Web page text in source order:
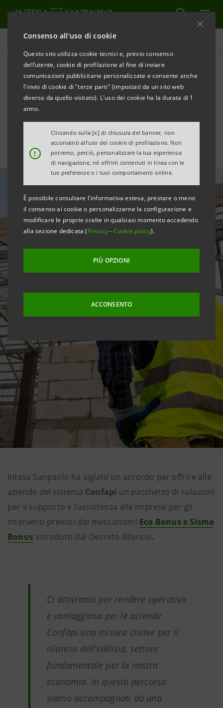
Consenso all'uso di cookie
Questo sito utilizza cookie tecnici e, previo consenso
dell’utente, cookie di profilazione al fine di inviare
comunicazioni pubblicitarie personalizzate e consente anche
l'invio di cookie di "terze parti" (impostati da un sito web
diverso da quello visitato). L'uso dei cookie ha la durata di 1
anno.
!
Cliccando sulla [x] di chiusura del banner, non
acconsenti all’uso dei cookie di profilazione. Non
potremo, perciò, personalizzare la tua esperienza
di navigazione, né offrirti contenuti in linea con le
tue preferenze o i tuoi comportamenti online.
È possibile consultare l'informativa estesa, prestare o meno
il consenso ai cookie o personalizzarne la configurazione e
modificare le proprie scelte in qualsiasi momento accedendo
alla sezione dedicata (Privacy- Cookie policy).
PIÙ OPZIONI
ACCONSENTO
Tutte le news
Aiuti dedicati alle imprese
aderenti a CONFAPI per il
rilancio delle PMI
Intesa Sanpaolo ha siglato un accordo per offrire alle
aziende del sistema Confapi un pacchetto di soluzioni
per il supporto e l’assistenza alle imprese per gli
interventi previsti dai meccanismi Eco Bonus e Sisma
Bonus introdotti dal Decreto Rilancio.
Ci attiviamo per rendere operativa
e vantaggiosa per le aziende
Confapi una misura chiave per il
rilancio dell’edilizia, settore
fondamentale per la nostra
economia. In questo percorso
siamo accompagnati da una